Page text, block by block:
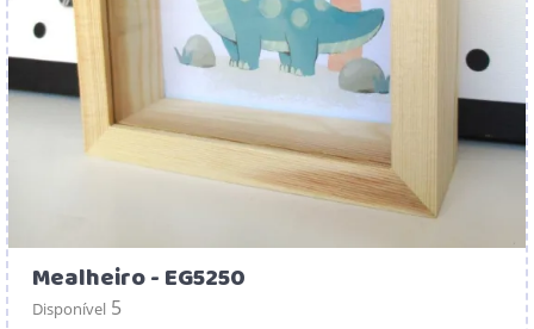
Mealheiro - EG5250
Disponível 5